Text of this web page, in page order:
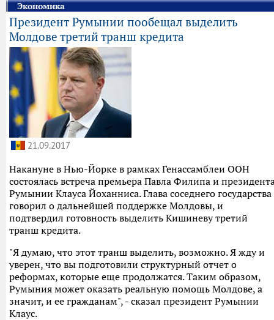
Экономика
Президент Румынии пообещал выделить
Молдове третий транш кредита
21.09.2017
Накануне в Нью-Йорке в рамках Генассамблеи ООН
состоялась встреча премьера Павла Филипа и
Румынии Клауса Йоханниса. Глава соседнего государства
говорил о дальнейшей поддержке Молдовы, и
подтвердил готовность выделить Кишиневу третий
транш кредита.
"Я думаю, что этот транш выделить, возможно. Я жду и
уверен, что вы подготовили структурный отчет о
реформах, которые еще продолжатся. Таким образом,
Румыния может оказать реальную помощь Молдове, а
значит, и ее гражданам", - сказал президент Румынии
Клаус.